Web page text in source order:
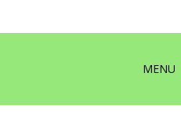
MENU